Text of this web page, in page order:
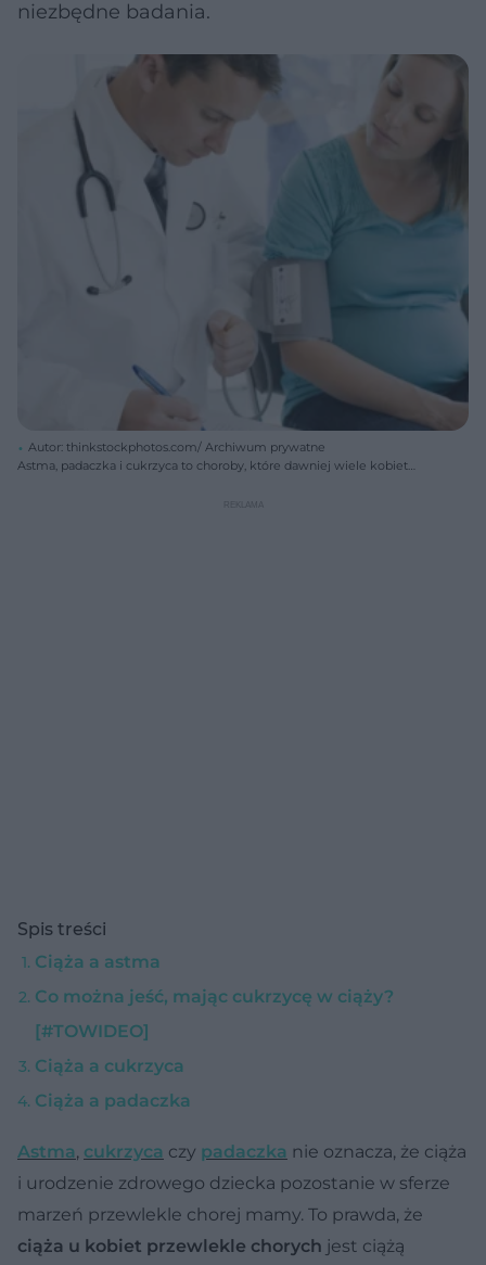
niezbędne badania.
Autor: thinkstockphotos.com/ Archiwum prywatne
Astma, padaczka i cukrzyca to choroby, które dawniej wiele kobiet
Spis treści
Ciąża a astma
Co można jeść, mając cukrzycę w ciąży?
[#TOWIDEO]
Ciąża a cukrzyca
Ciąża a padaczka
Astma, cukrzyca czy padaczka nie oznacza, że ciąża
i urodzenie zdrowego dziecka pozostanie w sferze
marzeń przewlekle chorej mamy. To prawda, że
ciąża u kobiet przewlekle chorych jest ciążą